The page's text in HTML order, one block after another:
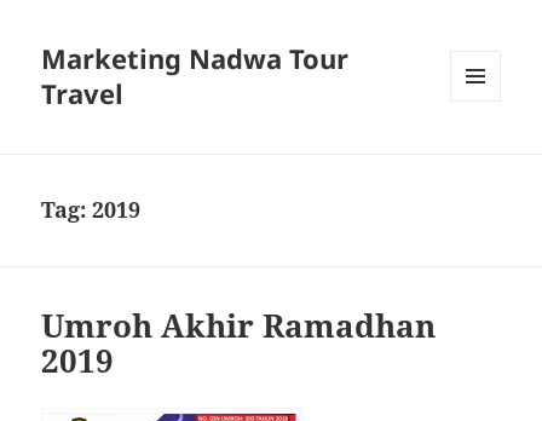
Marketing Nadwa Tour
Travel
Tag:2019
Umroh Akhir Ramadhan
2019